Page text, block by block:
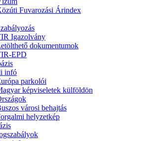
Fuvarozási Árindex
Igazolvány
dokumentumok
EPD
infó
parkolói
képviseletek külföldön
városi behajtás
helyzetkép